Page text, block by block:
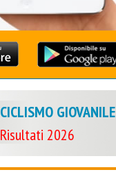
CICLISMO GIOVANILE
Risultati 2026